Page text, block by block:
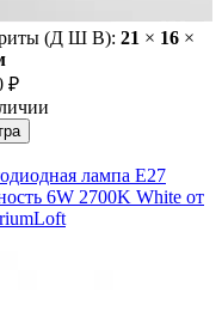
(Д Ш В): 21 × 16 ×
₽
лампа E27
6W 2700K White от